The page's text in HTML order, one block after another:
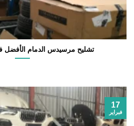
تشليح مرسيدس الدمام الأفضل في
17
فبراير